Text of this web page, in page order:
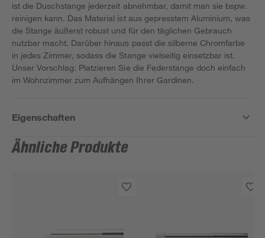
ist die Duschstange jederzeit abnehmbar, damit man sie bspw.
reinigen kann. Das Material ist aus gepresstem Aluminium, was
die Stange äußerst robust und für den täglichen Gebrauch
nutzbar macht. Darüber hinaus passt die silberne Chromfarbe
in jedes Zimmer, sodass die Stange vielseitig einsetzbar ist.
Unser Vorschlag: Platzieren Sie die Federstange doch einfach
im Wohnzimmer zum Aufhängen Ihrer Gardinen.
Eigenschaften
Ähnliche Produkte